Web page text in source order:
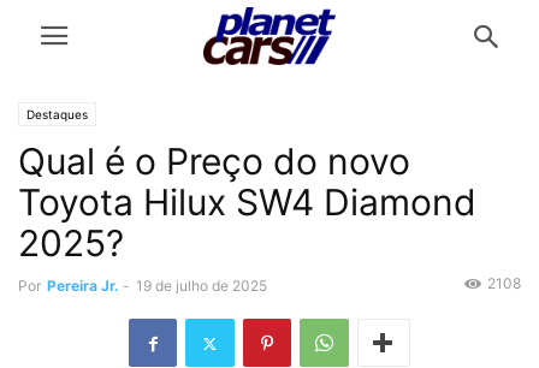
Destaques
Qual é o Preço do novo
Toyota Hilux SW4 Diamond
2025?
Por Pereira Jr. - 19 de julho de 2025 2108